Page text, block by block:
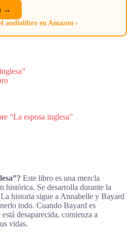
→
audiolibro en Amazon ›
“La esposa inglesa”
Este libro es una mezcla
histórica. Se desarrolla durante la
historia sigue a Annabelle y Bayard
todo. Cuando Bayard es
desaparecida, comienza a
vidas.